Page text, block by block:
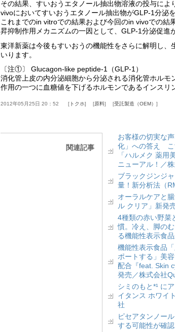
その結果、すいおうエタノール抽出物溶液の投与に
vivoにおいてすいおうエタノール抽出物がGLP-1分泌
これまでのin vitroでの結果および今回のin vivoでの結
昇抑制作用メカニズムの一因として、GLP-1分泌促進
東洋新薬は今後もすいおうの機能性をさらに解明し、
いります。
〔注①〕 Glucagon-like peptide-1（GLP-1）
消化管上皮の内分泌細胞から分泌される消化管ホルモ
作用の一つに血糖値を下げるホルモンであるインスリ
2012年05月25日 20：52 トクホ 原料 受託製造（OEM）
関連記事
お客様の切実な
化」への答え こ
「ハルメク 薬用
ニューアル！／
ブラックジンジ
量！新分析法（
オーラルケアと
ル クリア」新発
4種類の赤い野菜
慣。冷え、脚の
る機能性表示食
機能性表示食品
ポートする」美
配合『feat. Skin
発売／株式会社
シミのもと*¹ に
イタンス ホワイ
社
ピセアタンノー
する可能性が確